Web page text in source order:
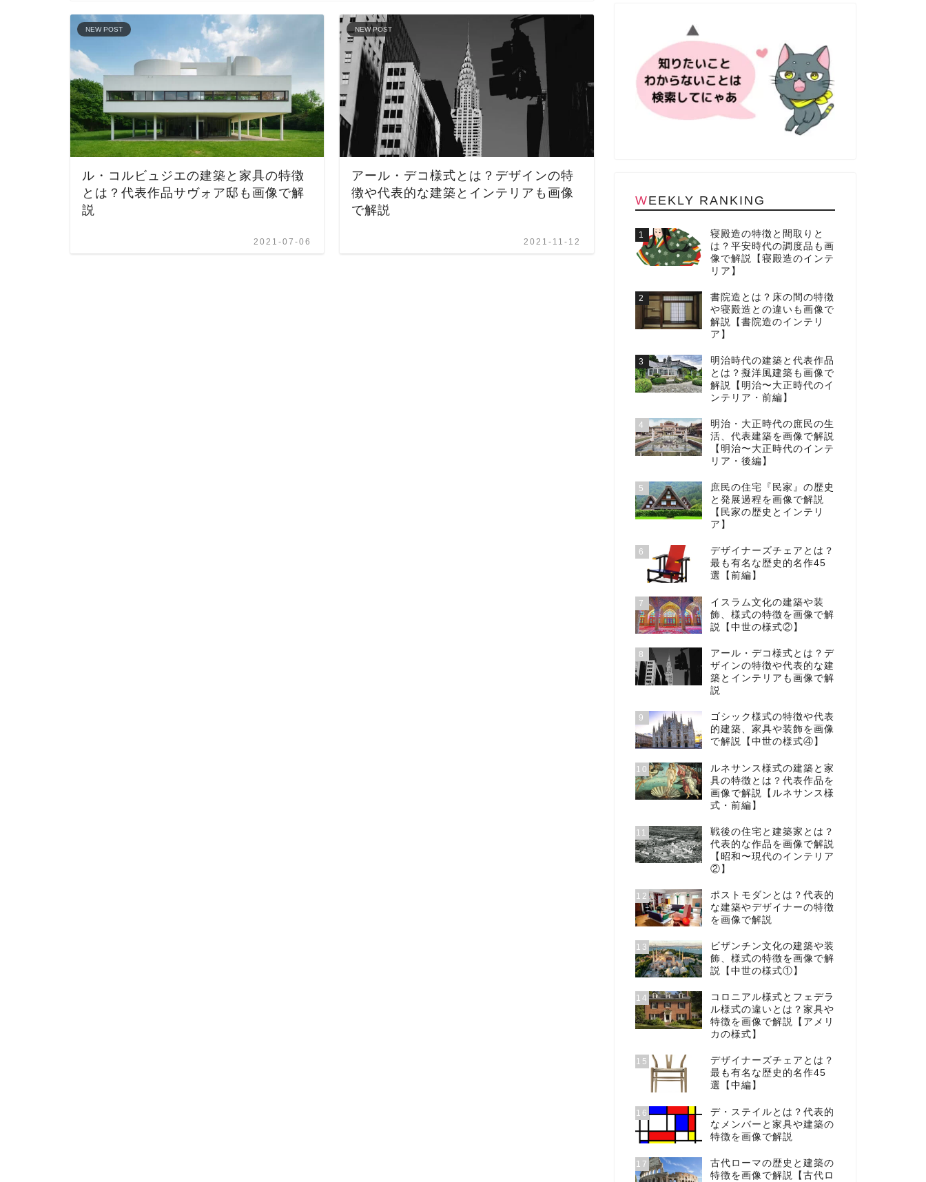
NEW POST
ル・コルビュジエの建築と家具の特徴
とは？代表作品サヴォア邸も画像で解
説
2021-07-06
NEW POST
アール・デコ様式とは？デザインの特
徴や代表的な建築とインテリアも画像
で解説
2021-11-12
WEEKLY RANKING
1
寝殿造の特徴と間取りと
は？平安時代の調度品も画
像で解説【寝殿造のインテ
リア】
2
書院造とは？床の間の特徴
や寝殿造との違いも画像で
解説【書院造のインテリ
ア】
3
明治時代の建築と代表作品
とは？擬洋風建築も画像で
解説【明治〜大正時代のイ
ンテリア・前編】
4
明治・大正時代の庶民の生
活、代表建築を画像で解説
【明治〜大正時代のインテ
リア・後編】
5
庶民の住宅『民家』の歴史
と発展過程を画像で解説
【民家の歴史とインテリ
ア】
6
デザイナーズチェアとは？
最も有名な歴史的名作45
選【前編】
7
イスラム文化の建築や装
飾、様式の特徴を画像で解
説【中世の様式②】
8
アール・デコ様式とは？デ
ザインの特徴や代表的な建
築とインテリアも画像で解
説
9
ゴシック様式の特徴や代表
的建築、家具や装飾を画像
で解説【中世の様式④】
10
ルネサンス様式の建築と家
具の特徴とは？代表作品を
画像で解説【ルネサンス様
式・前編】
11
戦後の住宅と建築家とは？
代表的な作品を画像で解説
【昭和〜現代のインテリア
②】
12
ポストモダンとは？代表的
な建築やデザイナーの特徴
を画像で解説
13
ビザンチン文化の建築や装
飾、様式の特徴を画像で解
説【中世の様式①】
14
コロニアル様式とフェデラ
ル様式の違いとは？家具や
特徴を画像で解説【アメリ
カの様式】
15
デザイナーズチェアとは？
最も有名な歴史的名作45
選【中編】
16
デ・ステイルとは？代表的
なメンバーと家具や建築の
特徴を画像で解説
17
古代ローマの歴史と建築の
特徴を画像で解説【古代ロ